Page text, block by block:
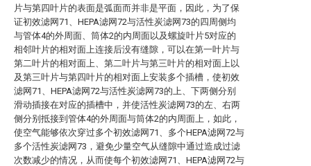
片与第四叶片的表面是弧面而并非是平面，因此，为了保
证初效滤网71、HEPA滤网72与活性炭滤网73的四周侧均
与管体4的外周面、筒体2的内周面以及螺旋叶片5对应的
相邻叶片的相对面上连接后没有缝隙，可以在第一叶片与
第二叶片的相对面上、第二叶片与第三叶片的相对面上以
及第三叶片与第四叶片的相对面上安装多个插槽，使初效
滤网71、HEPA滤网72与活性炭滤网73的上、下两侧分别
滑动插接在对应的插槽中，并使活性炭滤网73的左、右两
侧分别抵接到管体4的外周面与筒体2的内周面上，如此，
使空气能够依次穿过多个初效滤网71、多个HEPA滤网72与
多个活性炭滤网73，避免少量空气从缝隙中通过造成过滤
次数减少的情况，从而使每个初效滤网71、HEPA滤网72与